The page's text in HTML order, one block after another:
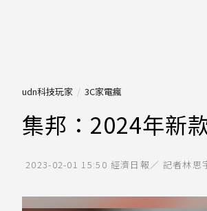
udn科技玩家 3C家電瘋
集邦：2024年新
2023-02-01 15:50 經濟日報／ 記者林思